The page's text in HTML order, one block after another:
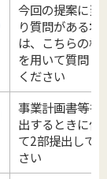
今回の提案に当
り質問がある場
は、こちらの様
を用いて質問し
ください
事業計画書等を
出するときに併
て2部提出して
さい